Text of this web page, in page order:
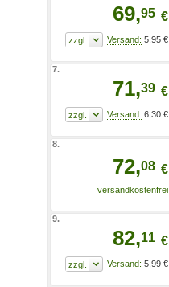
69,95 €
5,95 €
7.
71,39 €
6,30 €
8.
72,08 €
9.
82,11 €
5,99 €